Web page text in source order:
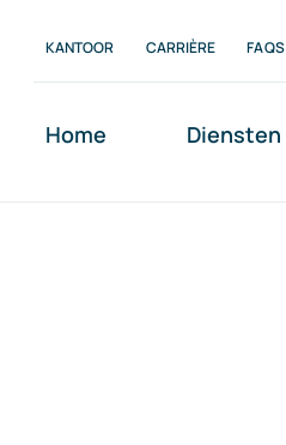
KANTOOR CARRIÈRE FAQS
Home Diensten